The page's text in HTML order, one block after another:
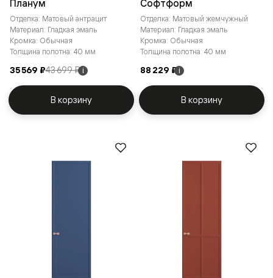
Планум
Отделка: Матовый антрацит
Материал: Гладкая эмаль
Кромка: Обычная
Толщина полотна: 40 мм
35 569 ₽43 699 ₽ i
В корзину
Софтформ
Отделка: Матовый жемчужный
Материал: Гладкая эмаль
Кромка: Обычная
Толщина полотна: 40 мм
88 229 ₽ i
В корзину